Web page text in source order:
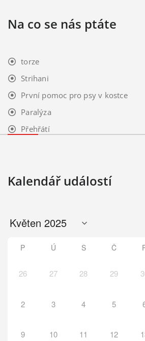
Na co se nás ptáte
torze
Strihani
První pomoc pro psy v kostce
Paralýza
Přehřátí
Kalendář událostí
P Ú S Č
26 27 28 29
2 3 4 5
9 10 11 12